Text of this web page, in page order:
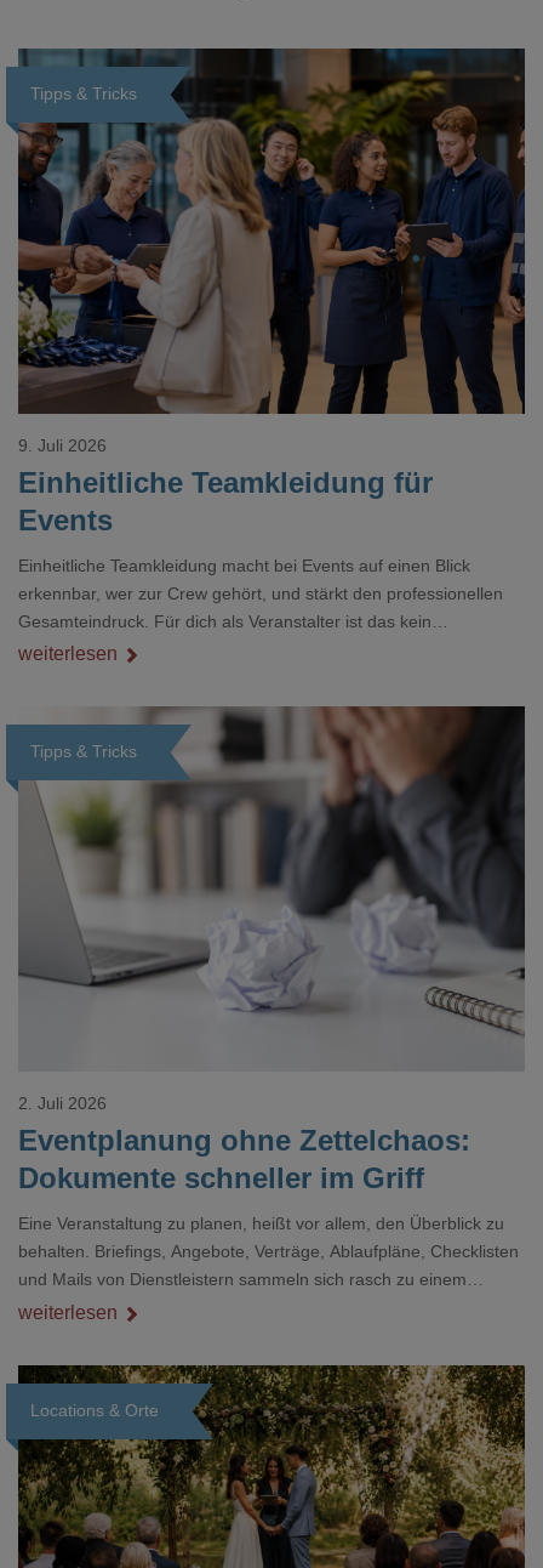
Tipps & Tricks
Loading...
Einheitliche Teamkleidung für
Events
9. Juli 2026
Einheitliche Teamkleidung macht bei Events auf einen Blick
erkennbar, wer zur Crew gehört, und stärkt den professionellen
Gesamteindruck. Für dich als Veranstalter ist das kein
Nebenthema: Bei Textilien mit Stickerei oder mehreren
weiterlesen
Tipps & Tricks
Loading...
Eventplanung ohne Zettelchaos:
Dokumente schneller im Griff
2. Juli 2026
Eine Veranstaltung zu planen, heißt vor allem, den Überblick zu
behalten. Briefings, Angebote, Verträge, Ablaufpläne, Checklisten
und Mails von Dienstleistern sammeln sich rasch zu einem
unübersichtlichen Stapel. Wer schon einmal kurz vor einem Event
Dokument gesucht hat, kennt das mulmige Gefühl.
weiterlesen
Locations & Orte
Loading...